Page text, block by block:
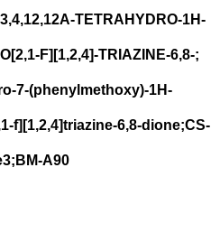
TETRAHYDRO-1H-
F][1,2,4]-TRIAZINE-6,8-;
7-(phenylmethoxy)-1H-
f][1,2,4]triazine-6,8-dione;CS-
A90